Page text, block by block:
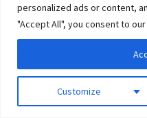
personalized ads or content,
"Accept All", you consent to
Customize